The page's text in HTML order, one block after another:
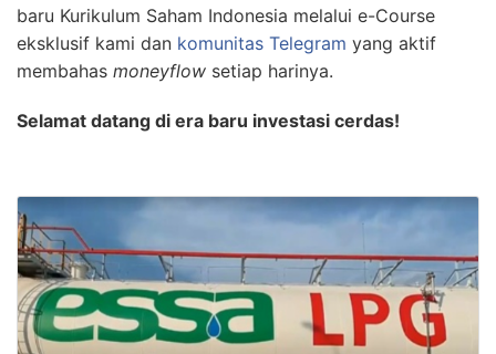
baru Kurikulum Saham Indonesia melalui e-Course
eksklusif kami dan komunitas Telegram yang aktif
membahas moneyflow setiap harinya.
Selamat datang di era baru investasi cerdas!